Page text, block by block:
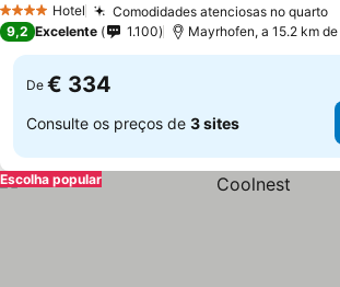
4 EstrelasHotel Comodidades atenciosas no quarto
9,2 Excelente 1.100 Mayrhofen, a 15.2 km
De € 334
Consulte os preços de 3 sites
Escolha popular